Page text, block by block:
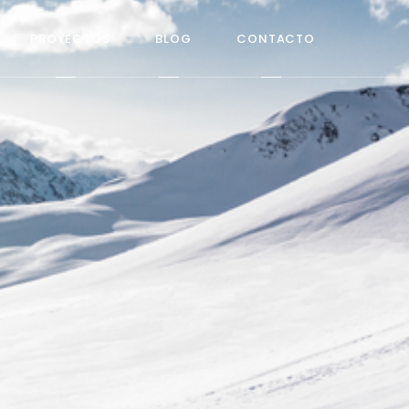
PROYECTOS BLOG CONTACTO